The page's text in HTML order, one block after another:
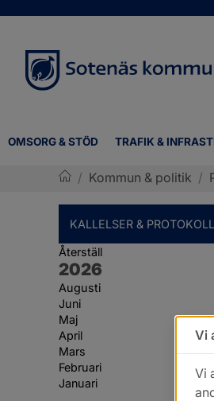
OMSORG & STÖD TRAFIK &
/ Kommun & politik /
KALLELSER & PROTOKOLL
Återställ
År:
2026
Augusti
Juni
Maj
April
Mars
Februari
Januari
Vi
Vi